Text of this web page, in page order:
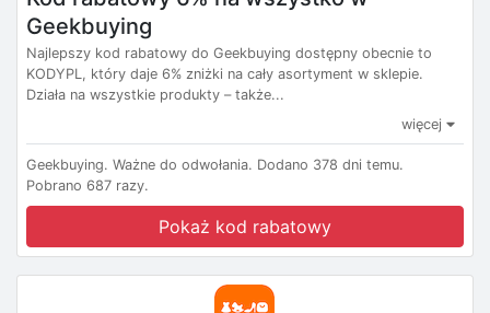
Geekbuying
Najlepszy kod rabatowy do Geekbuying dostępny obecnie to
KODYPL, który daje 6% zniżki na cały asortyment w sklepie.
Działa na wszystkie produkty – także...
więcej
Geekbuying. Ważne do odwołania. Dodano 378 dni temu.
Pobrano 687 razy.
Pokaż kod rabatowy